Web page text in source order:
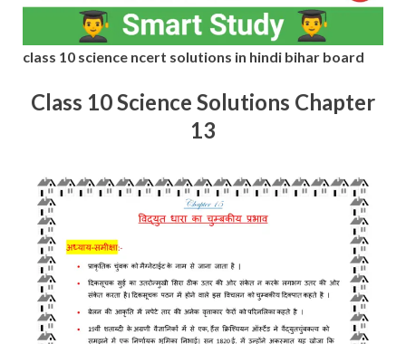
class 10 science ncert solutions in hindi bihar board
Class 10 Science Solutions Chapter
13